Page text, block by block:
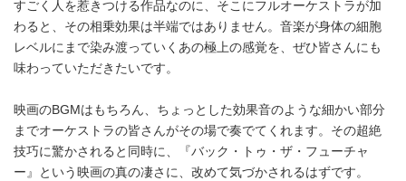
すごく人を惹きつける作品なのに、そこにフルオーケストラが加
わると、その相乗効果は半端ではありません。音楽が身体の細胞
レベルにまで染み渡っていくあの極上の感覚を、ぜひ皆さんにも
味わっていただきたいです。
映画のBGMはもちろん、ちょっとした効果音のような細かい部分
までオーケストラの皆さんがその場で奏でてくれます。その超絶
技巧に驚かされると同時に、『バック・トゥ・ザ・フューチャ
ー』という映画の真の凄さに、改めて気づかされるはずです。